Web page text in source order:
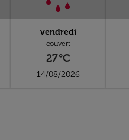
vendredi
couvert
27°C
14/08/2026